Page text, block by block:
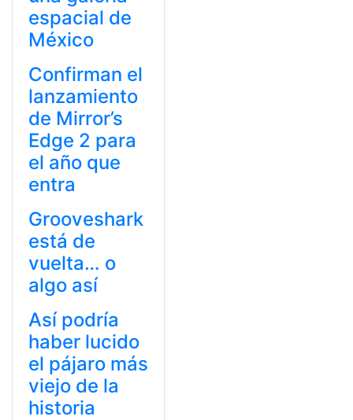
espacial de
México
Confirman el
lanzamiento
de Mirror’s
Edge 2 para
el año que
entra
Grooveshark
está de
vuelta… o
algo así
Así podría
haber lucido
el pájaro más
viejo de la
historia